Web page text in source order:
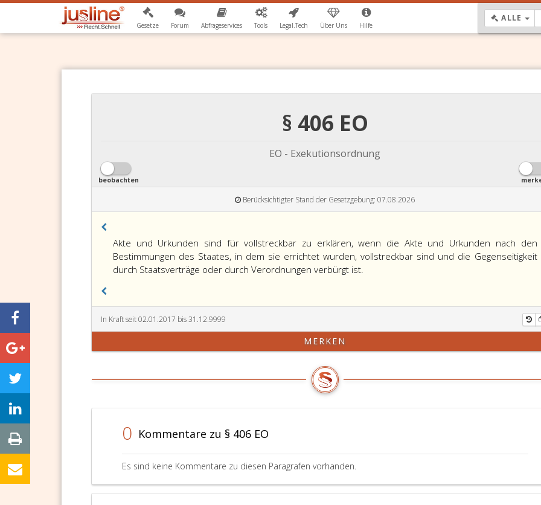
Gesetze Forum Abfrageservices Tools Legal.Tech Über Uns Hilfe
ALLE
§ 406 EO
EO - Exekutionsordnung
beobachten
Berücksichtigter Stand der Gesetzgebung: 07.08.2026
Paragraph
406,
Akte und Urkunden sind für vollstreckbar zu erklären, wenn die Akte und Urkunden nach den
Bestimmungen des Staates, in dem sie errichtet wurden, vollstreckbar sind und die Gegenseitigkeit
durch Staatsverträge oder durch Verordnungen verbürgt ist.
In Kraft seit 02.01.2017 bis 31.12.9999
MERKEN
0 Kommentare zu § 406 EO
Es sind keine Kommentare zu diesen Paragrafen vorhanden.